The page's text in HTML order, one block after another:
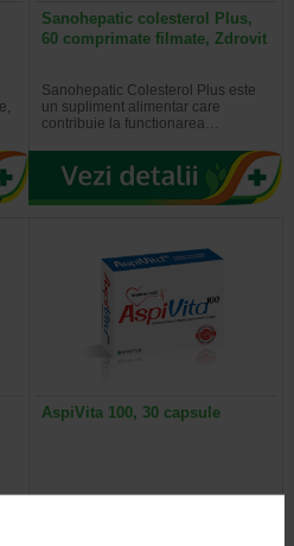
Sanohepatic colesterol Plus,
60 comprimate filmate, Zdrovit
Sanohepatic Colesterol Plus este
un supliment alimentar care
contribuie la functionarea…
AspiVita 100, 30 capsule